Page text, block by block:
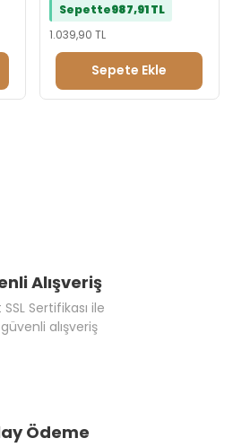
Sepette987,91 TL
1.039,90 TL
Sepete Ekle
Alışveriş
Sertifikası ile
güvenli alışveriş
Ödeme